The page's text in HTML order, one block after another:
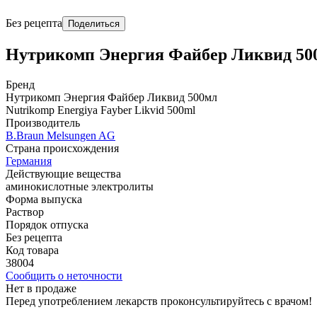
Без рецепта Поделиться
Нутрикомп Энергия Файбер Ликвид
Бренд
Нутрикомп Энергия Файбер Ликвид 500мл
Nutrikomp Energiya Fayber Likvid 500ml
Производитель
B.Braun Melsungen AG
Страна происхождения
Германия
Действующие вещества
аминокислотные электролиты
Форма выпуска
Раствор
Порядок отпуска
Без рецепта
Код товара
38004
Сообщить о неточности
Нет в продаже
Перед употреблением лекарств проконсультируйтесь с врачом!